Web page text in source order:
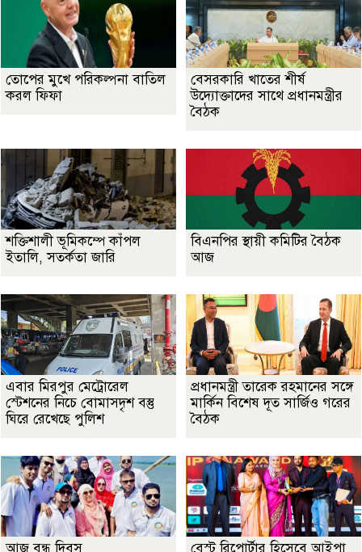
তোপের মুখে পরিকল্পনা বাতিল
করল ফিফা
বেসরকারি খাতের শীর্ষ
উদ্যোক্তাদের সাথে প্রধানমন্ত্রীর
বৈঠক
শক্তিশালী ভূমিকম্পে কাঁপল
ইতালি, সতর্কতা জারি
বিএনপির স্থায়ী কমিটির বৈঠক
আজ
এবার মিরপুর মেট্রোরেল
স্টেশনের নিচে বোমাসদৃশ বস্তু
ঘিরে রেখেছে পুলিশ
প্রধানমন্ত্রী তারেক রহমানের সঙ্গে
মার্কিন বিশেষ দূত সার্জিও গরের
বৈঠক
আজ বন্ধু দিবস
বেস্ট রিপোর্টার হিসেবে আইপা